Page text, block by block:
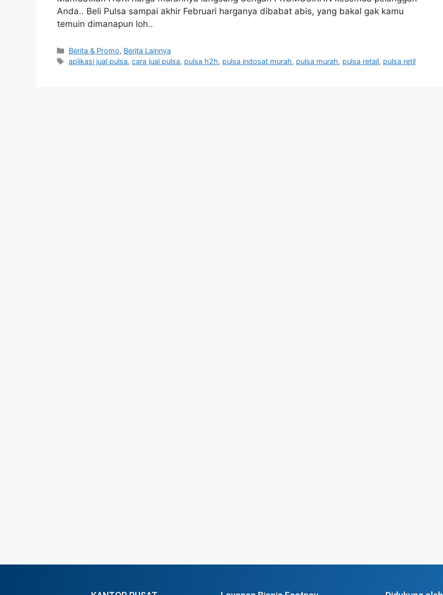
Anda.. Beli Pulsa sampai akhir Februari harganya dibabat abis, yang bakal gak kamu
temuin dimanapun loh..
Berita & Promo, Berita Lainnya
aplikasi jual pulsa,cara jual pulsa, pulsa h2h, pulsa indosat murah, pulsa murah, pulsa retail, pulsa retil